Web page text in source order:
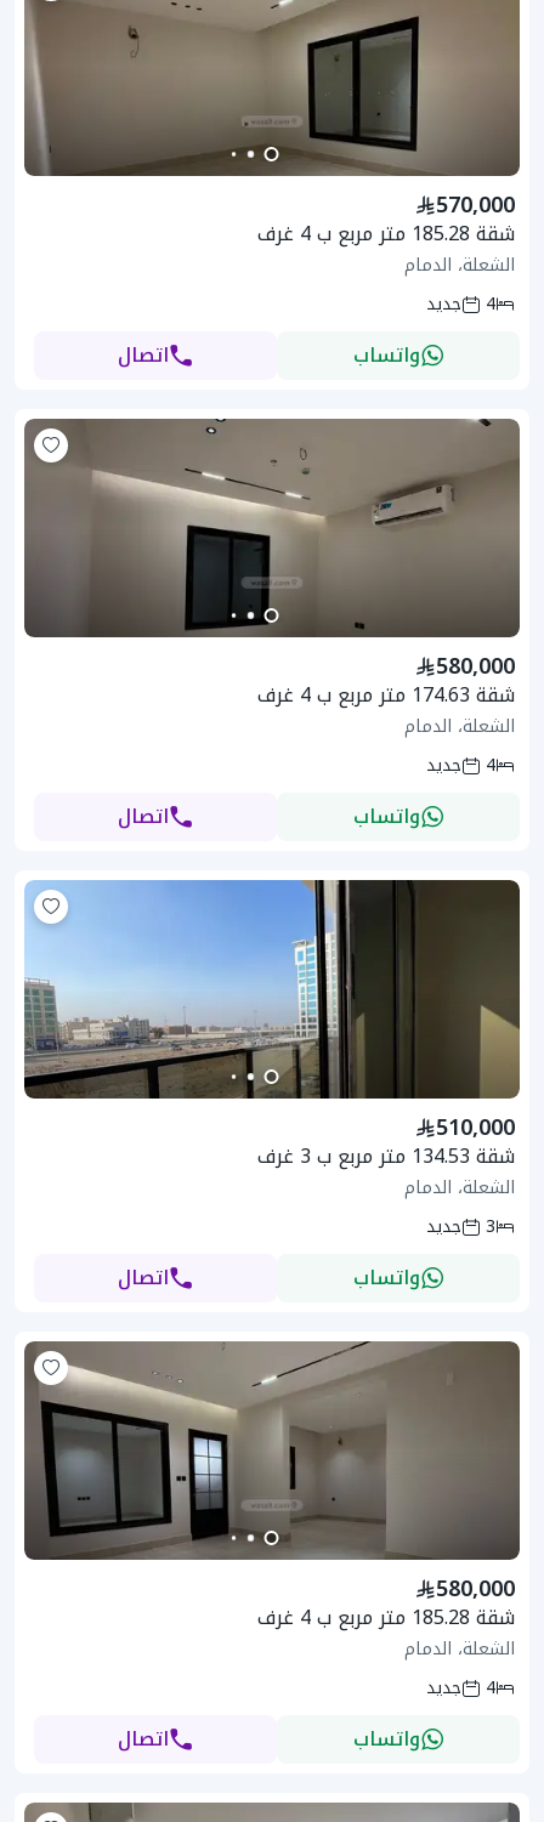
570,000
شقة 185.28 متر مربع ب 4 غرف
الشعلة، الدمام
4
جديد
واتساب اتصال
580,000
شقة 174.63 متر مربع ب 4 غرف
الشعلة، الدمام
4
جديد
واتساب اتصال
510,000
شقة 134.53 متر مربع ب 3 غرف
الشعلة، الدمام
3
جديد
واتساب اتصال
580,000
شقة 185.28 متر مربع ب 4 غرف
الشعلة، الدمام
4
جديد
واتساب اتصال